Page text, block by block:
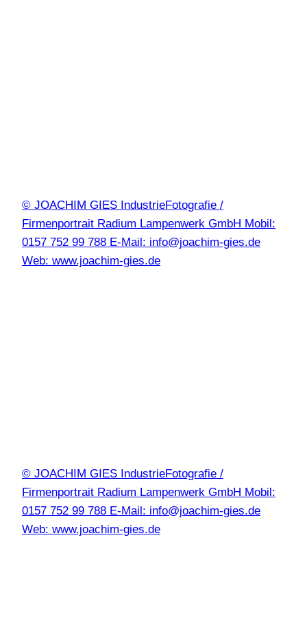
© JOACHIM GIES IndustrieFotografie /
Firmenportrait Radium Lampenwerk GmbH Mobil:
0157 752 99 788 E-Mail: info@joachim-gies.de
Web: www.joachim-gies.de
© JOACHIM GIES IndustrieFotografie /
Firmenportrait Radium Lampenwerk GmbH Mobil:
0157 752 99 788 E-Mail: info@joachim-gies.de
Web: www.joachim-gies.de